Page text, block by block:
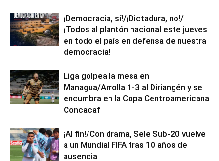
¡Democracia, sí!/¡Dictadura, no!/
¡Todos al plantón nacional este jueves
en todo el país en defensa de nuestra
democracia!
Liga golpea la mesa en
Managua/Arrolla 1-3 al Diriangén y se
encumbra en la Copa Centroamericana
Concacaf
¡Al fin!/Con drama, Sele Sub-20 vuelve
a un Mundial FIFA tras 10 años de
ausencia